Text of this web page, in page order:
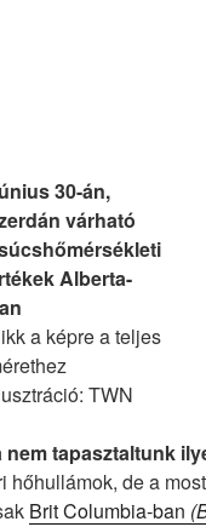
30-án,
várható
Alberta-
a képre a teljes
TWN
tapasztaltunk
hőhullámok, de a
Brit Columbia-ban